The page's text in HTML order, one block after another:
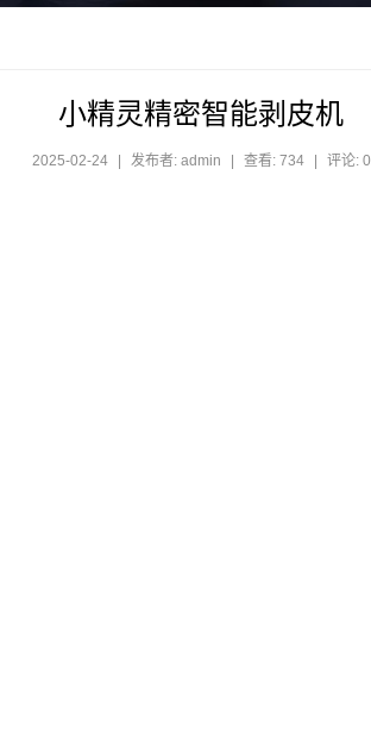
小精灵精密智能剥皮机
2025-02-24 | 发布者: admin | 查看: 734 | 评论: 0